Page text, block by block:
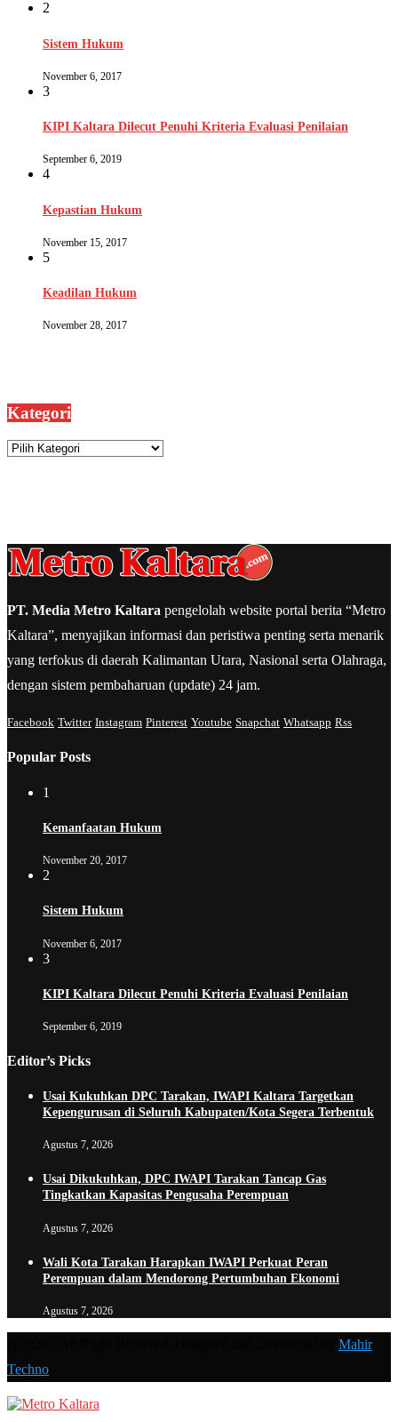
2
Sistem Hukum
November 6, 2017
3
KIPI Kaltara Dilecut Penuhi Kriteria Evaluasi Penilaian
September 6, 2019
4
Kepastian Hukum
November 15, 2017
5
Keadilan Hukum
November 28, 2017
Kategori
Kategori
PT. Media Metro Kaltara pengelolah website portal berita “Metro
Kaltara”, menyajikan informasi dan peristiwa penting serta menarik
yang terfokus di daerah Kalimantan Utara, Nasional serta Olahraga,
dengan sistem pembaharuan (update) 24 jam.
Facebook Twitter Instagram Pinterest Youtube Snapchat Whatsapp Rss
Popular Posts
1
Kemanfaatan Hukum
November 20, 2017
2
Sistem Hukum
November 6, 2017
3
KIPI Kaltara Dilecut Penuhi Kriteria Evaluasi Penilaian
September 6, 2019
Editor’s Picks
Usai Kukuhkan DPC Tarakan, IWAPI Kaltara Targetkan
Kepengurusan di Seluruh Kabupaten/Kota Segera Terbentuk
Agustus 7, 2026
Usai Dikukuhkan, DPC IWAPI Tarakan Tancap Gas
Tingkatkan Kapasitas Pengusaha Perempuan
Agustus 7, 2026
Wali Kota Tarakan Harapkan IWAPI Perkuat Peran
Perempuan dalam Mendorong Pertumbuhan Ekonomi
Agustus 7, 2026
Mahir
Techno